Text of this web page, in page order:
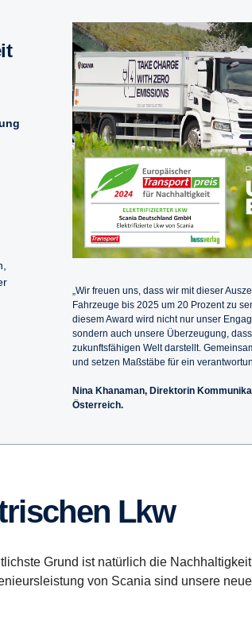
„Wir freuen uns, dass wir mit dieser
Fahrzeuge bis 2025 um 20 Prozent zu
diesem Award wird nicht nur unser
sondern auch unsere Überzeugung,
zukunftsfähigen Welt darstellt.
und setzen Maßstäbe für ein
Nina Khanaman, Direktorin
Österreich.
Lkw
Grund ist natürlich die
von Scania sind unsere